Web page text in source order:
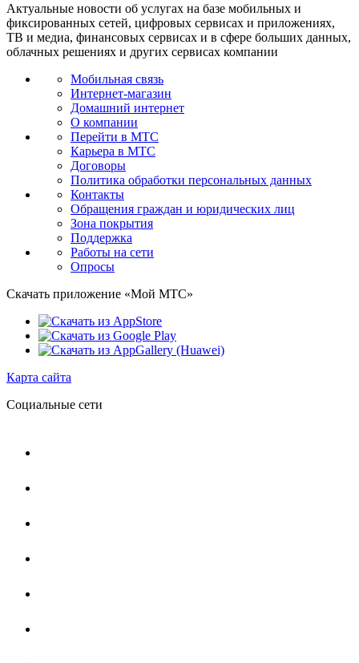
Актуальные новости об услугах на базе мобильных и
фиксированных сетей, цифровых сервисах и приложениях,
ТВ и медиа, финансовых сервисах и в сфере больших данных,
облачных решениях и других сервисах компании
Мобильная связь
Интернет-магазин
Домашний интернет
О компании
Перейти в МТС
Карьера в МТС
Договоры
Политика обработки персональных данных
Контакты
Обращения граждан и юридических лиц
Зона покрытия
Поддержка
Работы на сети
Опросы
Скачать приложение «Мой МТС»
Карта сайта
Социальные сети